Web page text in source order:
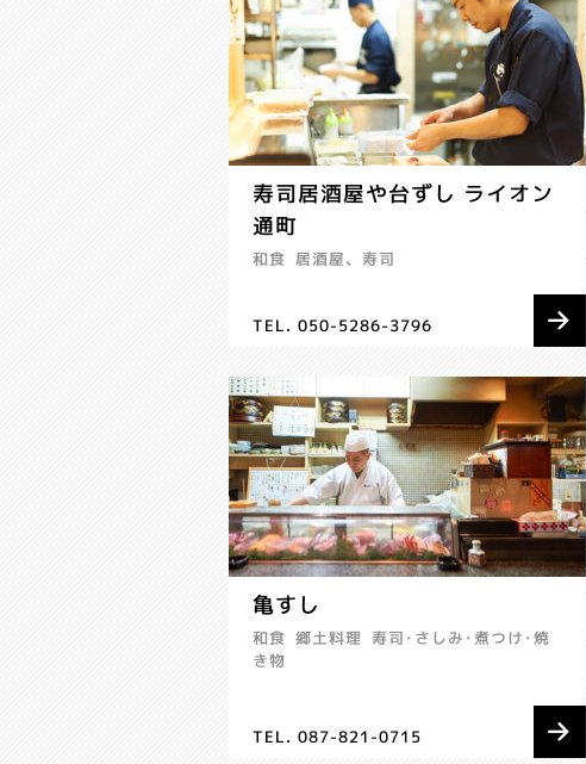
寿司居酒屋や台ずし ライオン
通町
和食 居酒屋、寿司
TEL. 050-5286-3796
亀すし
和食 郷土料理 寿司･さしみ･煮つけ･焼
き物
TEL. 087-821-0715